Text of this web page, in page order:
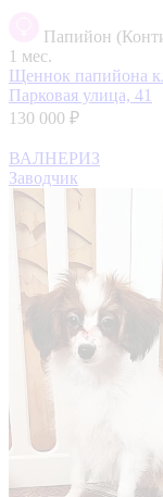
Папийон
1 мес.
Щеннок папийона
Парковая улица, 41
130 000 ₽
ВАЛНЕРИЗ
Заводчик